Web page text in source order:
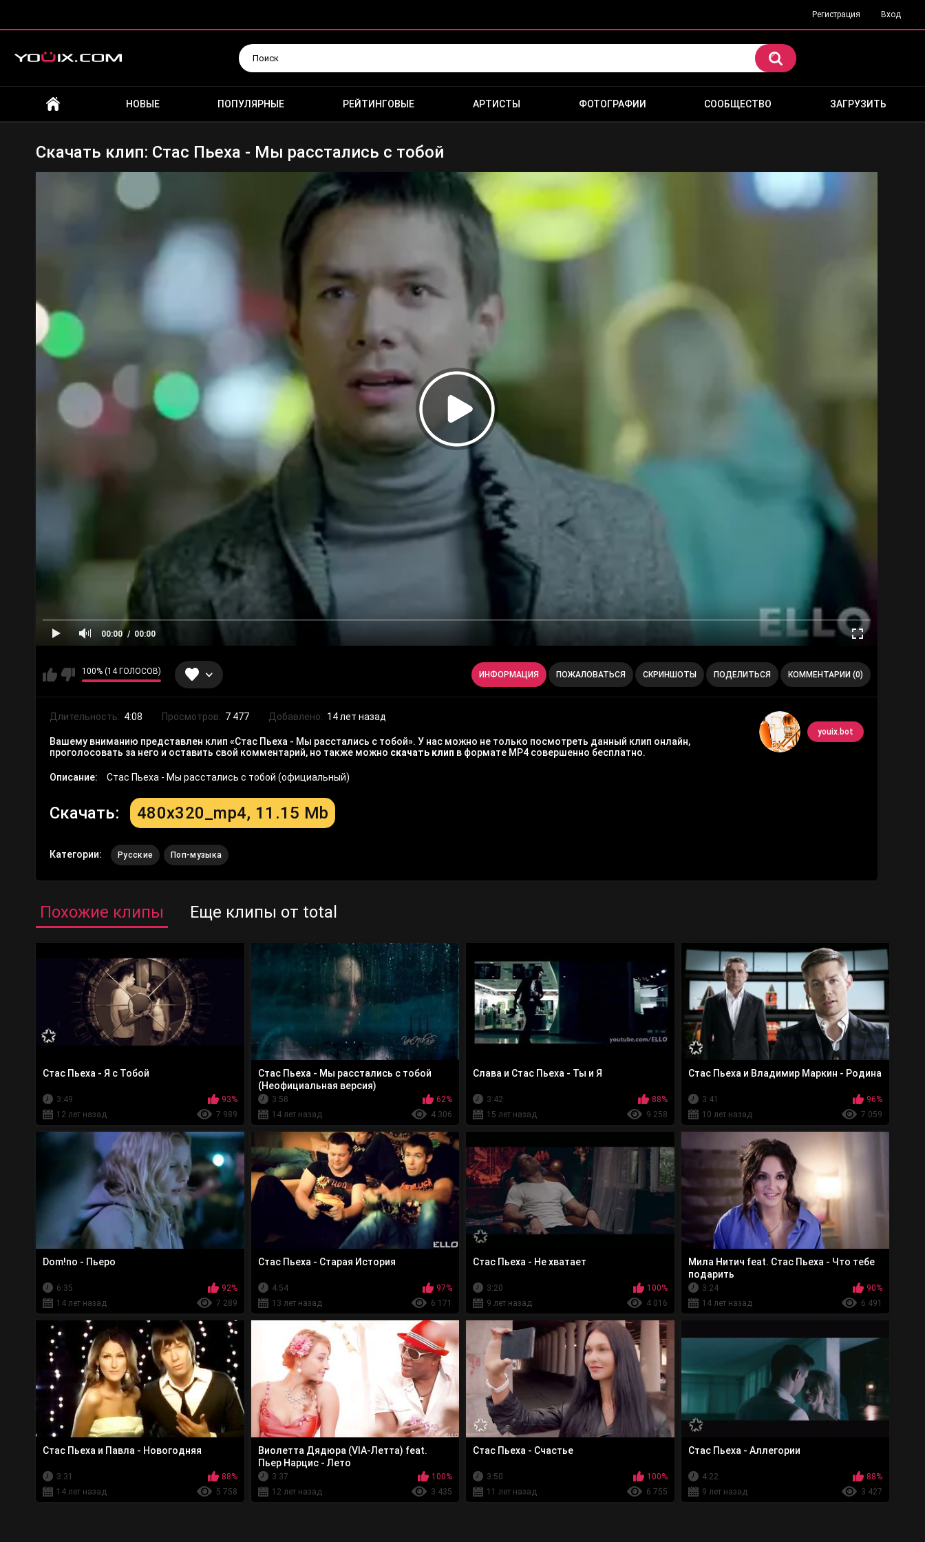
Регистрация Вход
НОВЫЕ ПОПУЛЯРНЫЕ РЕЙТИНГОВЫЕ АРТИСТЫ ФОТОГРАФИИ СООБЩЕСТВО ЗАГРУЗИТЬ
Скачать клип: Стас Пьеха - Мы расстались с тобой
00:00 00:00
100% (14 ГОЛОСОВ) ИНФОРМАЦИЯ ПОЖАЛОВАТЬСЯ СКРИНШОТЫ ПОДЕЛИТЬСЯ КОММЕНТАРИИ (0)
youix.bot
Длительность: 4:08 Просмотров: 7 477 Добавлено: 14 лет назад
Вашему вниманию представлен клип «Стас Пьеха - Мы расстались с тобой». У нас можно не только посмотреть данный клип онлайн,
проголосовать за него и оставить свой комментарий, но также можно скачать клип в формате MP4 совершенно бесплатно.
Описание: Стас Пьеха - Мы расстались с тобой (официальный)
Скачать: 480x320_mp4, 11.15 Mb
Категории: Русские Поп-музыка
Похожие клипы Еще клипы от total
Стас Пьеха - Я с Тобой
3:49
93%
12 лет назад
7 989
Стас Пьеха - Мы раcстались с тобой
(Неофициальная версия)
3:58
62%
14 лет назад
4 306
Слава и Стас Пьеха - Ты и Я
3:42
88%
15 лет назад
9 258
Стас Пьеха и Владимир Маркин - Родина
3:41
96%
10 лет назад
7 059
Dom!no - Пьеро
6:35
92%
14 лет назад
7 289
Стас Пьеха - Старая История
4:54
97%
13 лет назад
6 171
Стас Пьеха - Не хватает
3:20
100%
9 лет назад
4 016
Мила Нитич feat. Стас Пьеха - Что тебе
подарить
3:24
90%
14 лет назад
6 491
Стас Пьеха и Павла - Новогодняя
3:31
88%
14 лет назад
5 758
Виолетта Дядюра (VIA-Летта) feat.
Пьер Нарцис - Лето
3:37
100%
12 лет назад
3 435
Стас Пьеха - Счастье
3:50
100%
11 лет назад
6 755
Стас Пьеха - Аллегории
4:22
88%
9 лет назад
3 427